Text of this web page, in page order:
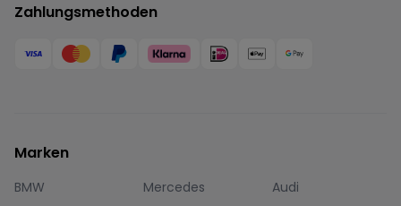
Zahlungsmethoden
Marken
BMW Mercedes
Audi